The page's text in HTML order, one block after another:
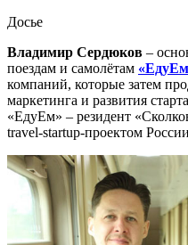
Досье
Владимир Сердюков –
поездам и самолётам
компаний, которые затем
маркетинга и развития
«ЕдуЕм» – резидент
travel-startup-проектом